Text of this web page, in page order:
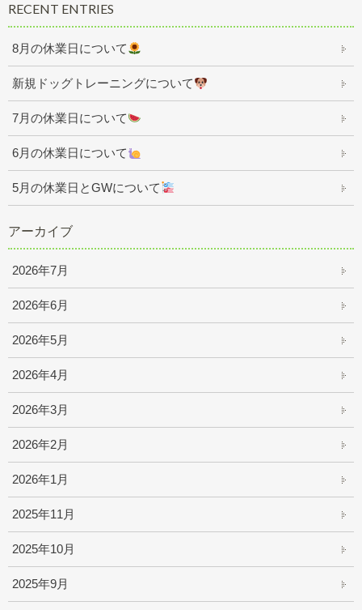
RECENT ENTRIES
8月の休業日について
新規ドッグトレーニングについて
7月の休業日について
6月の休業日について
5月の休業日とGWについて
アーカイブ
2026年7月
2026年6月
2026年5月
2026年4月
2026年3月
2026年2月
2026年1月
2025年11月
2025年10月
2025年9月